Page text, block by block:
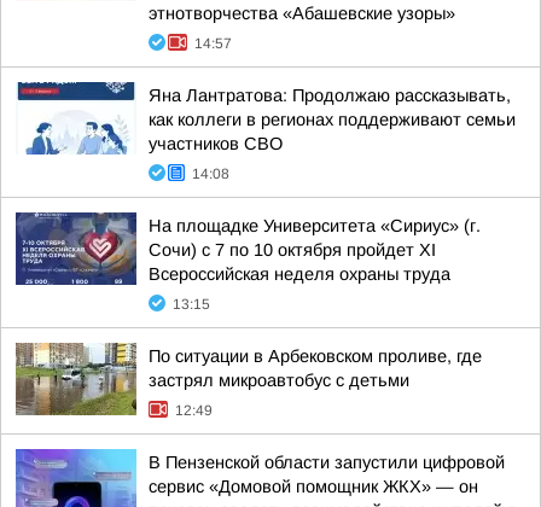
этнотворчества «Абашевские узоры»
14:57
Яна Лантратова: Продолжаю рассказывать,
как коллеги в регионах поддерживают семьи
участников СВО
14:08
На площадке Университета «Сириус» (г.
Сочи) с 7 по 10 октября пройдет XI
Всероссийская неделя охраны труда
13:15
По ситуации в Арбековском проливе, где
застрял микроавтобус с детьми
12:49
В Пензенской области запустили цифровой
сервис «Домовой помощник ЖКХ» — он